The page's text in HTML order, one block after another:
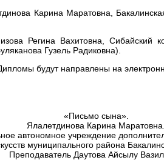
Карина Маратовна,
Регина Вахитовна, Сибайский
Гузель Радиковна).
будут направлены на
«Письмо сына».
Ялалетдинова Карина Маратовна.
автономное учреждение
муниципального района
Преподаватель Даутова Айсылу